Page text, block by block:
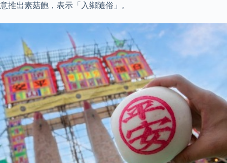
意推出素菇飽，表示「入鄉隨俗」。